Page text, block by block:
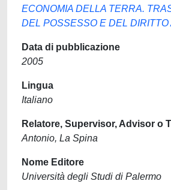
ECONOMIA DELLA TERRA.
DEL POSSESSO E DEL DIRITTO
Data di pubblicazione
2005
Lingua
Italiano
Relatore, Supervisor, Advisor o
Antonio, La Spina
Nome Editore
Università degli Studi di Palermo